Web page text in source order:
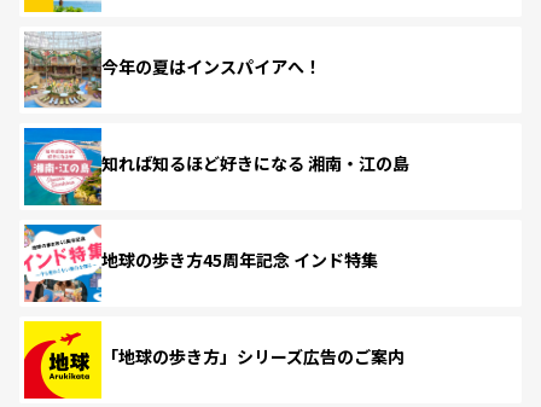
今年の夏はインスパイアへ！
知れば知るほど好きになる 湘南・江の島
地球の歩き方45周年記念 インド特集
「地球の歩き方」シリーズ広告のご案内